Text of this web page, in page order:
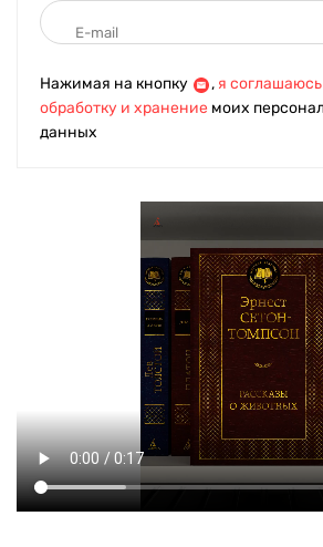
Нажимая на кнопку , я соглашаюсь
обработку и хранение моих
данных